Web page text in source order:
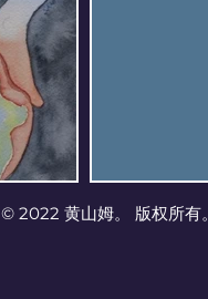
© 2022 黄山姆。 版权所有。